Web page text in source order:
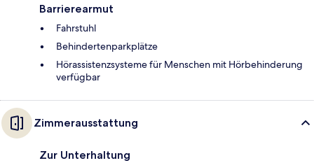
Barrierearmut
Fahrstuhl
Behindertenparkplätze
Hörassistenzsysteme für Menschen mit Hörbehinderung
verfügbar
Zimmerausstattung
Zur Unterhaltung